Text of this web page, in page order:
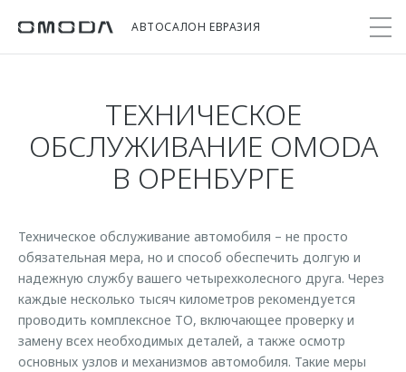
АВТОСАЛОН ЕВРАЗИЯ
Модели
C7
от 2 739 000 ₽*
Покупателям
Выбор и покупка
Записаться на тест-драйв
Cпецпредложения
Прайс-листы
OMODA Лизинг
Кредит и страхование
Владельцам
Кузовной ремонт
Поддержка
Помощь на дороге
Гарантия
Дополнительная техническая поддержка
Мир OMODA
Онлайн-сервисы
Приложение O&J
Клуб владельцев OMODA
Бренд JAECOO
ТЕХНИЧЕСКОЕ
ОБСЛУЖИВАНИЕ OMODA
В ОРЕНБУРГЕ
Техническое обслуживание автомобиля – не просто
обязательная мера, но и способ обеспечить долгую и
надежную службу вашего четырехколесного друга. Через
каждые несколько тысяч километров рекомендуется
проводить комплексное ТО, включающее проверку и
замену всех необходимых деталей, а также осмотр
основных узлов и механизмов автомобиля. Такие меры